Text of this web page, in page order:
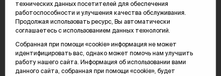
Главный редактор: Панкина Т.Ю.
kika@vsluh.ru
По вопросам рекламы:
(3452) 68-89-78
kotovaev@sibinformburo.ru
mim@vsluh.ru
технических данных посетителей для обеспечения
работоспособности и улучшения качества обслуживания.
Продолжая использовать ресурс, Вы автоматически
соглашаетесь с использованием данных технологий.
Собранная при помощи «cookie» информация не может
идентифицировать вас, однако может помочь нам улучшить
работу нашего сайта. Информация об использовании вами
данного сайта, собранная при помощи «cookie», будет